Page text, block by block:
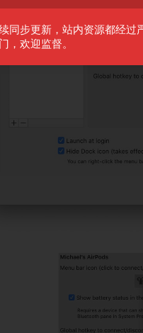
同步更新，站内资源都经
，欢迎监督。